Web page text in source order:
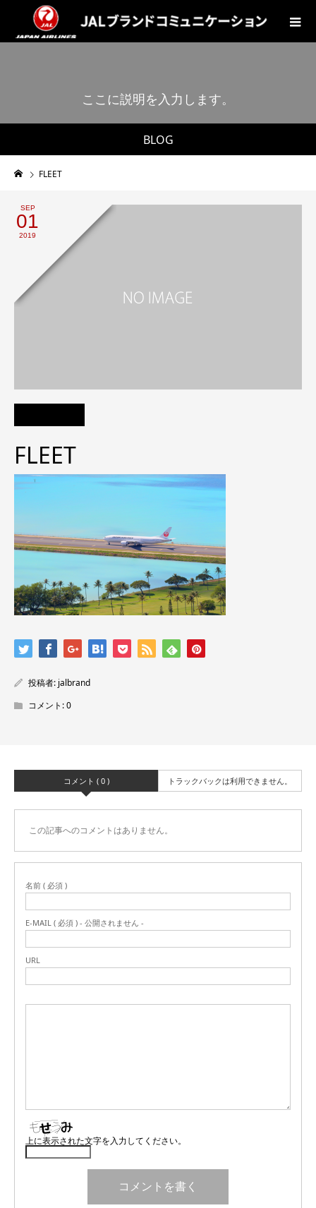
BLOG
こ こ に説明を 入 力 し ます。
FLEET
SEP
01
2019
FLEET
投稿者: jalbrand
コメント:0
コメント ( 0 ) トラックバックは利用できません。
この記事へのコメントはありません。
名前 ( 必須 )
E-MAIL ( 必須 ) - 公開されません -
URL
上に表示された文字を入力してください。